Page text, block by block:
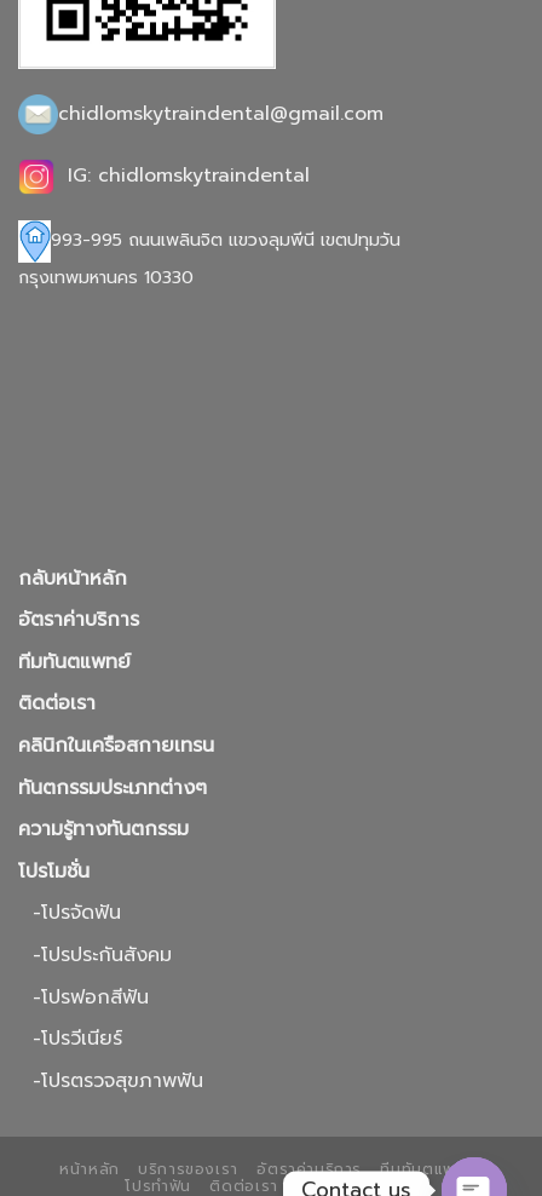
chidlomskytraindental@gmail.com
IG: chidlomskytraindental
993-995 ถนนเพลินจิต แขวงลุมพีนี เขตปทุมวัน
กรุงเทพมหานคร 10330
กลับหน้าหลัก
อัตราค่าบริการ
ทีมทันตแพทย์
ติดต่อเรา
คลินิกในเครือสกายเทรน
ทันตกรรมประเภทต่างๆ
ความรู้ทางทันตกรรม
โปรโมชั่น
-โปรจัดฟัน
-โปรประกันสังคม
-โปรฟอกสีฟัน
-โปรวีเนียร์
-โปรตรวจสุขภาพฟัน
หน้าหลัก บริการของเรา อัตราค่าบริการ ทีมทันตแพทย์
โปรทำฟัน ติดต่อเรา ตัวอย่างเคสทำฟัน
Contact us